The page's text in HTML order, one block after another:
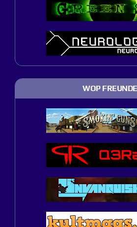
WOP FREUNDE